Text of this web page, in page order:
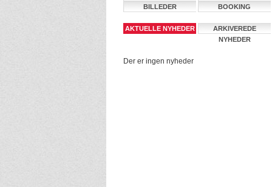
BILLEDER
BOOKING
AKTUELLE NYHEDER
ARKIVEREDE
NYHEDER
Der er ingen nyheder